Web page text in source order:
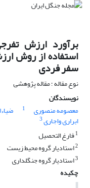
برآورد ارزش
استفاده از روش
سفر فردی
نوع مقاله : مقاله پژوهشی
نویسندگان
معصومه منصوری
1
ابراری واجاری3
1فارغ التحصیل
2استادیار گروه محیط زیست
3استادیار گروه جنگلداری
چکیده